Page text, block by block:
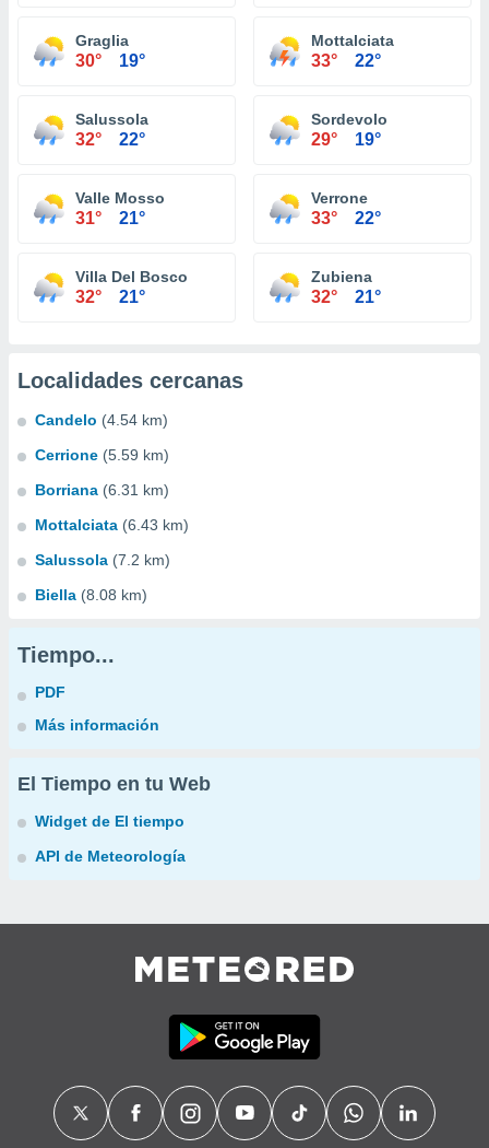
Graglia
30° 19°
Mottalciata
33° 22°
Salussola
32° 22°
Sordevolo
29° 19°
Valle Mosso
31° 21°
Verrone
33° 22°
Villa Del Bosco
32° 21°
Zubiena
32° 21°
Localidades cercanas
Candelo (4.54 km)
Cerrione (5.59 km)
Borriana (6.31 km)
Mottalciata (6.43 km)
Salussola (7.2 km)
Biella (8.08 km)
Tiempo...
PDF
Más información
El Tiempo en tu Web
Widget de El tiempo
API de Meteorología